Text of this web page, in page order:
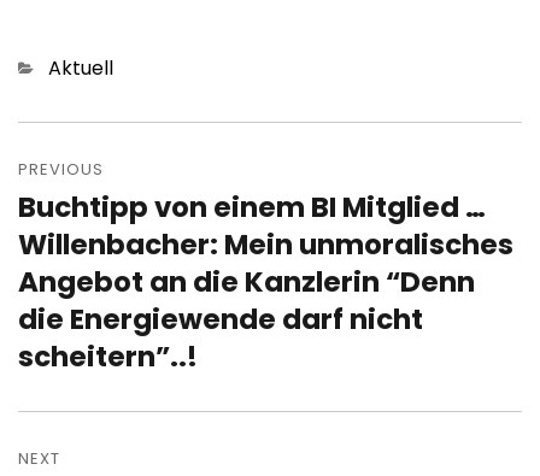
Categories
Aktuell
navigation
PREVIOUS
Previous
post:
Buchtipp von einem BI Mitglied …
Willenbacher: Mein unmoralisches
Angebot an die Kanzlerin “Denn
die Energiewende darf nicht
scheitern”..!
NEXT